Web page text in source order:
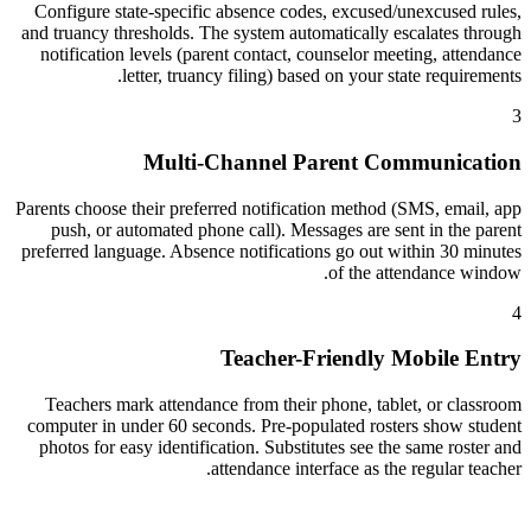
Configure state-specific absence codes, excused/unexcused rules,
and truancy thresholds. The system automatically escalates through
notification levels (parent contact, counselor meeting, attendance
letter, truancy filing) based on your state requirements.
3
Multi-Channel Parent Communication
Parents choose their preferred notification method (SMS, email, app
push, or automated phone call). Messages are sent in the parent
preferred language. Absence notifications go out within 30 minutes
of the attendance window.
4
Teacher-Friendly Mobile Entry
Teachers mark attendance from their phone, tablet, or classroom
computer in under 60 seconds. Pre-populated rosters show student
photos for easy identification. Substitutes see the same roster and
attendance interface as the regular teacher.